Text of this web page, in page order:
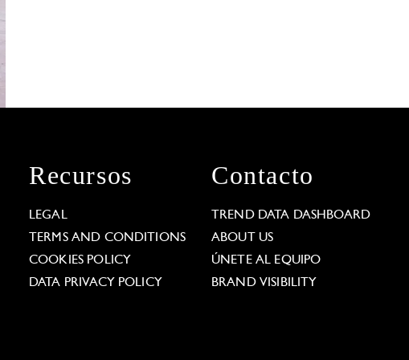
Recursos
LEGAL
TERMS AND CONDITIONS
COOKIES POLICY
DATA PRIVACY POLICY
Contacto
TREND DATA DASHBOARD
ABOUT US
ÚNETE AL EQUIPO
BRAND VISIBILITY